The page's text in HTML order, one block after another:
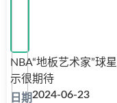
NBA“地板艺术家”球
示很期待
2024-06-23